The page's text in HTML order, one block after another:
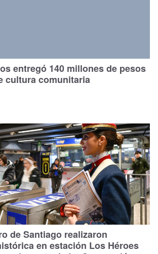
entregó 140 millones de pesos
cultura comunitaria
de Santiago realizaron
en estación Los Héroes